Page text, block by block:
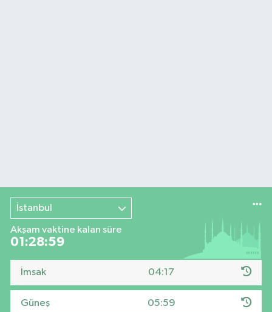
İstanbul
Akşam vaktine kalan süre
01:28:58
İmsak 04:17
Güneş 05:59